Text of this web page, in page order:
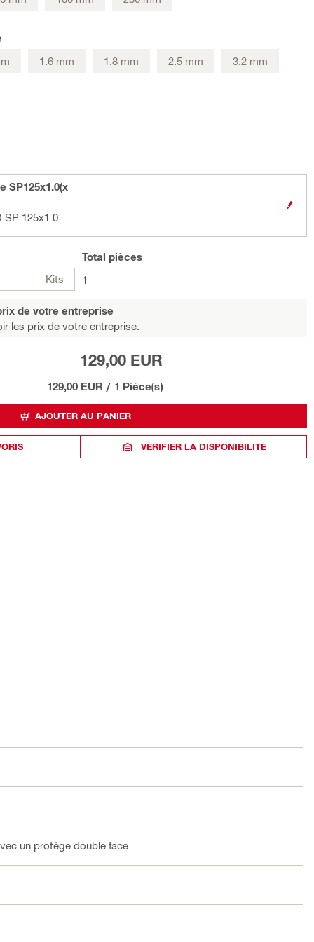
1.6 mm 1.8 mm 2.5 mm 3.2 mm
SP125x1.0(x
SP 125x1.0
Kits
Total pièces
1
de votre entreprise
les prix de votre entreprise.
129,00 EUR
129,00 EUR / 1 Pièce(s)
AJOUTER AU PANIER
VÉRIFIER LA DISPONIBILITÉ
un protège double face